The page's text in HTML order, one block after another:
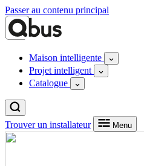
Passer au contenu principal
Maison intelligente
Projet intelligent
Catalogue
Trouver un installateur Menu